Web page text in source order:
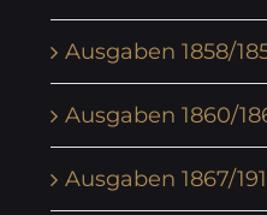
Ausgaben 1858/
Ausgaben 1860/
Ausgaben 1867/